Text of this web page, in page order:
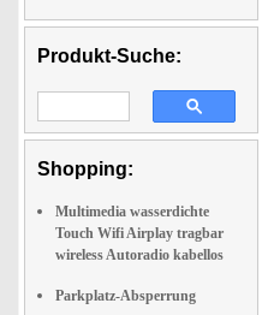
Produkt-Suche:
Shopping:
Multimedia wasserdichte
Touch Wifi Airplay tragbar
wireless Autoradio kabellos
Parkplatz-Absperrung